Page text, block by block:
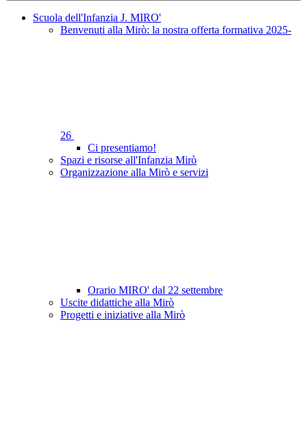
Scuola dell'Infanzia J. MIRO'
Benvenuti alla Mirò: la nostra offerta formativa 2025-
26
Ci presentiamo!
Spazi e risorse all'Infanzia Mirò
Organizzazione alla Mirò e servizi
Orario MIRO' dal 22 settembre
Uscite didattiche alla Mirò
Progetti e iniziative alla Mirò